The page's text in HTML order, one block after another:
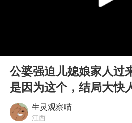
秋天的第
国乒男单
Play
公婆强迫儿媳娘家人过
是因为这个，结局大快
生灵观察喵
江西